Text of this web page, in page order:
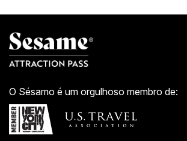
O Sésamo é um orgulhoso membro de: